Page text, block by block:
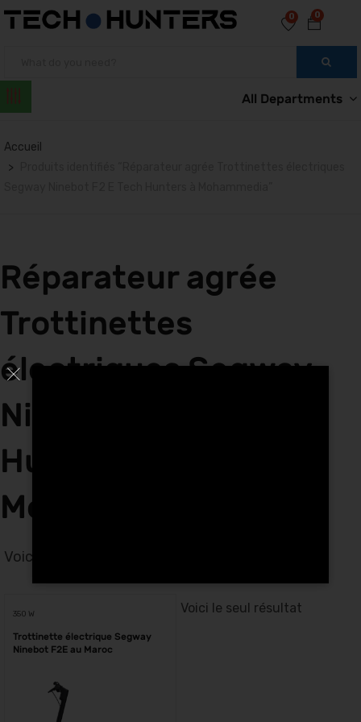
0
0
All Departments
Accueil
Réparateur agrée
Trottinettes
électriques Segway
Ninebot F2 E Tech
Hunters à
Mohammedia
Voici le seul résultat
350 W
Trottinette électrique Segway
Ninebot F2E au Maroc
Voici le seul résultat